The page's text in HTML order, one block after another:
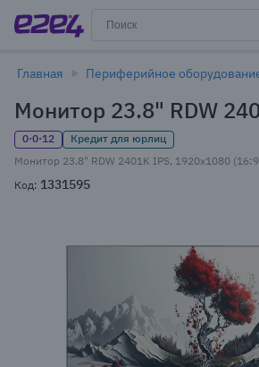
Главная Периферийное
Монитор 23.8" RDW
0·0·12
Кредит для юрлиц
Код: 1331595